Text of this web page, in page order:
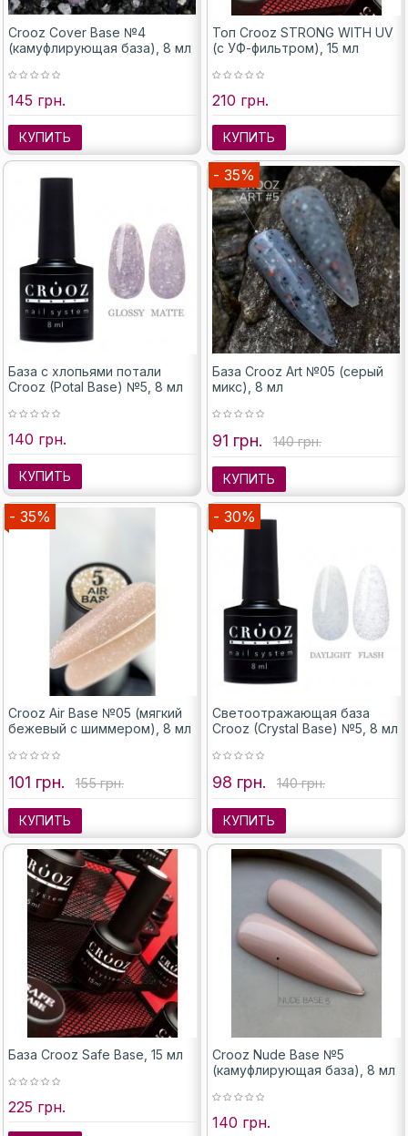
Crooz Cover Base №4
(камуфлирующая база), 8 мл
145 грн.
КУПИТЬ
Топ Crooz STRONG WITH UV
(с УФ-фильтром), 15 мл
210 грн.
КУПИТЬ
База с хлопьями потали
Crooz (Potal Base) №5, 8 мл
140 грн.
КУПИТЬ
- 35%
База Crooz Art №05 (серый
микс), 8 мл
91 грн. 140 грн.
КУПИТЬ
- 35%
Crooz Air Base №05 (мягкий
бежевый с шиммером), 8 мл
101 грн. 155 грн.
КУПИТЬ
- 30%
Светоотражающая база
Crooz (Crystal Base) №5, 8 мл
98 грн. 140 грн.
КУПИТЬ
База Crooz Safe Base, 15 мл
225 грн.
Crooz Nude Base №5
(камуфлирующая база), 8 мл
140 грн.